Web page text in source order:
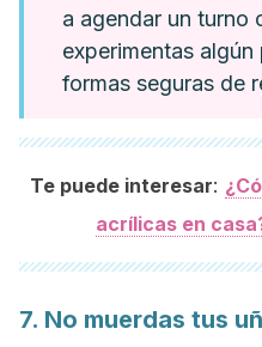
a agendar un turno
experimentas
formas seguras de
Te puede interesar:
acrílicas en
7. No muerdas tus